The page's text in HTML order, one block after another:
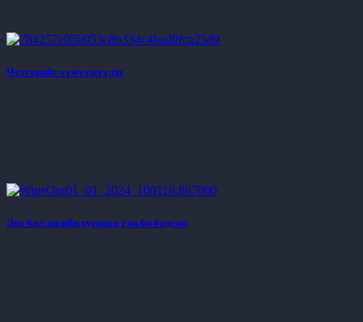
Чөтгөрийг хүмүүжүүлэх
Энэ бол эцсийн хугацаа гэж би бодсон